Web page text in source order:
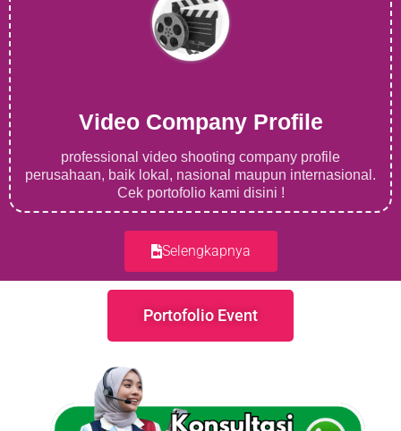
Video Company Profile
professional video shooting company profile
perusahaan, baik lokal, nasional maupun internasional.
Cek portofolio kami disini !
Selengkapnya
Portofolio Event